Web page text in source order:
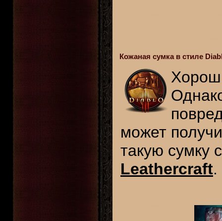
Кожаная сумка в стиле
может
такую сумку
Leathercraft